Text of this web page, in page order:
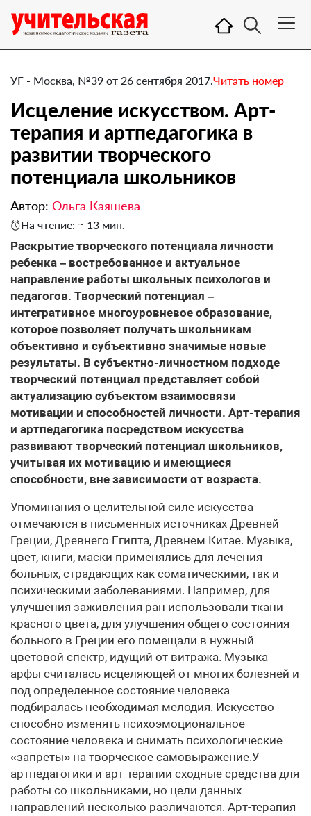
УГ - Москва, №39 от 26 сентября 2017.Читать номер
Исцеление искусством. Арт-
терапия и артпедагогика в
развитии творческого
потенциала школьников
Автор: Ольга Каяшева
На чтение: ≈ 13 мин.
​Раскрытие творческого потенциала личности
ребенка – востребованное и актуальное
направление работы школьных психологов и
педагогов. Творческий потенциал –
интегративное многоуровневое образование,
которое позволяет получать школьникам
объективно и субъективно значимые новые
результаты. В субъектно-личностном подходе
творческий потенциал представляет собой
актуализацию субъектом взаимосвязи
мотивации и способностей личности. Арт-терапия
и артпедагогика посредством искусства
развивают творческий потенциал школьников,
учитывая их мотивацию и имеющиеся
способности, вне зависимости от возраста.
Упоминания о целительной силе искусства
отмечаются в письменных источниках Древней
Греции, Древнего Египта, Древнем Китае. Музыка,
цвет, книги, маски применялись для лечения
больных, страдающих как соматическими, так и
психическими заболеваниями. Например, для
улучшения заживления ран использовали ткани
красного цвета, для улучшения общего состояния
больного в Греции его помещали в нужный
цветовой спектр, идущий от витража. Музыка
арфы считалась исцеляющей от многих болезней и
под определенное состояние человека
подбиралась необходимая мелодия. Искусство
способно изменять психоэмоциональное
состояние человека и снимать психологические
«запреты» на творческое самовыражение.У
артпедагогики и арт-терапии сходные средства для
работы со школьниками, но цели данных
направлений несколько различаются. Арт-терапия